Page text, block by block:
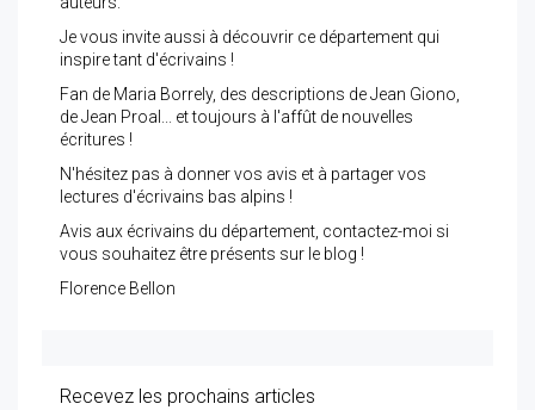
Je vous invite aussi à découvrir ce département qui
inspire tant d'écrivains !
Fan de Maria Borrely, des descriptions de Jean Giono,
de Jean Proal... et toujours à l'affût de nouvelles
écritures !
N'hésitez pas à donner vos avis et à partager vos
lectures d'écrivains bas alpins !
Avis aux écrivains du département, contactez-moi si
vous souhaitez être présents sur le blog !
Florence Bellon
Recevez les prochains articles